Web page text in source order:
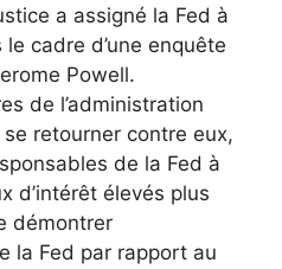
a assigné la Fed à
cadre d’une enquête
Powell.
de l’administration
retourner contre eux,
de la Fed à
d’intérêt élevés plus
démontrer
la Fed par rapport au